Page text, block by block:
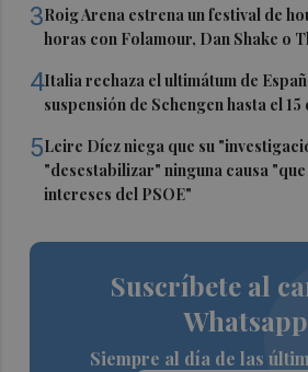
3Roig Arena estrena un festival de
horas con Folamour, Dan Shake o
4Italia rechaza el ultimátum de
suspensión de Schengen hasta el
5Leire Díez niega que su
"desestabilizar" ninguna causa
intereses del PSOE"
Suscríbete al
Whatsapp
Siempre al día de las